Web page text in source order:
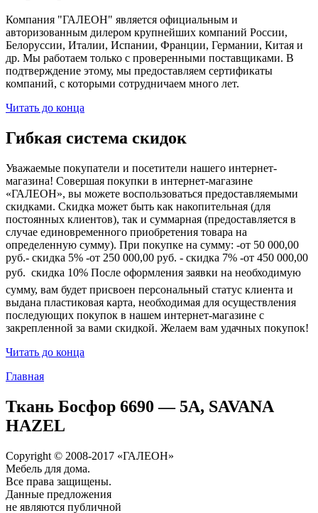
Компания "ГАЛЕОН" является официальным и
авторизованным дилером крупнейших компаний России,
Белоруссии, Италии, Испании, Франции, Германии, Китая и
др. Мы работаем только с проверенными поставщиками. В
подтверждение этому, мы предоставляем сертификаты
компаний, с которыми сотрудничаем много лет.
Читать до конца
Гибкая система скидок
Уважаемые покупатели и посетители нашего интернет-
магазина! Совершая покупки в интернет-магазине
«ГАЛЕОН», вы можете воспользоваться предоставляемыми
скидками. Скидка может быть как накопительная (для
постоянных клиентов), так и суммарная (предоставляется в
случае единовременного приобретения товара на
определенную сумму). При покупке на сумму: -от 50 000,00
руб.- скидка 5% -от 250 000,00 руб. - скидка 7% -от 450 000,00
руб.  скидка 10% После оформления заявки на необходимую
сумму, вам будет присвоен персональный статус клиента и
выдана пластиковая карта, необходимая для осуществления
последующих покупок в нашем интернет-магазине с
закрепленной за вами скидкой. Желаем вам удачных покупок!
Читать до конца
Главная
Ткань Босфор 6690 — 5А, SAVANA
HAZEL
Copyright © 2008-2017 «ГАЛЕОН»
Мебель для дома.
Все права защищены.
Данные предложения
не являются публичной